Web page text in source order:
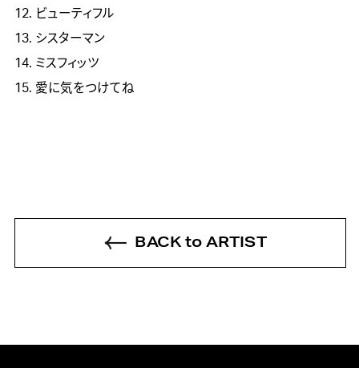
12. ビューティフル
13. シスターマン
14. ミスフィッツ
15. 愛に気をつけてね
BACK to ARTIST